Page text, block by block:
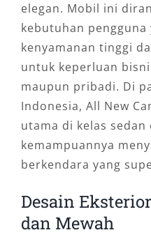
elegan. Mobil ini
kebutuhan pengguna
kenyamanan tinggi
untuk keperluan
maupun pribadi. Di
Indonesia, All New
utama di kelas sedan
kemampuannya
berkendara yang
Desain
dan Mewah